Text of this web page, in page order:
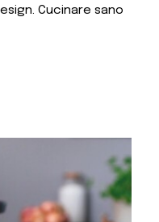
Cucinare sano